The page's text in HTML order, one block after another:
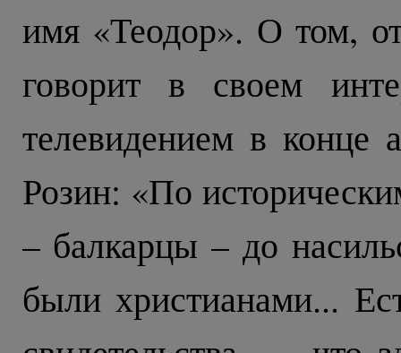
имя «Теодор». О том,
говорит в своем
телевидением в конце
Розин: «По
– балкарцы – до
были христианами...